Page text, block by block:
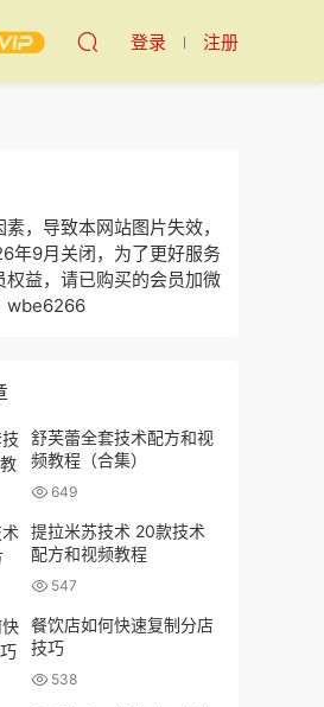
登录 注册
，导致本网站图片失效，
年9月关闭，为了更好服务
权益，请已购买的会员加微
wbe6266
舒芙蕾全套技术配方和视
频教程（合集）
649
提拉米苏技术 20款技术
配方和视频教程
547
餐饮店如何快速复制分店
技巧
538